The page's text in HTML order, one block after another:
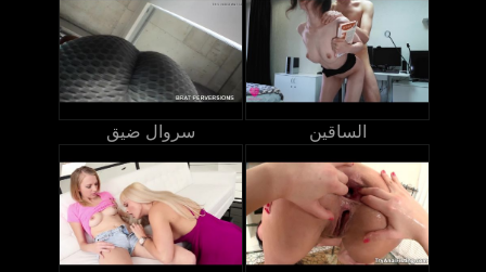
سروال ضيق الساقين